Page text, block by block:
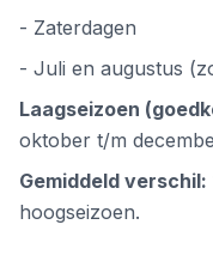
- Zaterdagen
- Juli en augustus
Laagseizoen
oktober t/m
Gemiddeld verschil:
hoogseizoen.